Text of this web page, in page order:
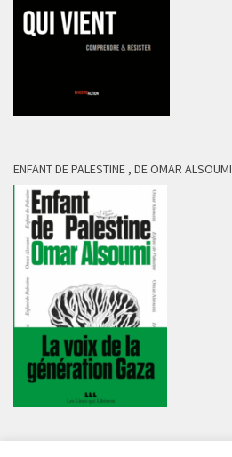
ENFANT DE PALESTINE , DE OMAR ALSOUMI